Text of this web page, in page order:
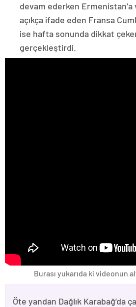
devam ederken
açıkça ifade eden Fransa
ise hafta sonunda dikkat
gerçekleştirdi.
Burası yukarıda ki videonun
Öte yandan Dağlık Karabağ’da